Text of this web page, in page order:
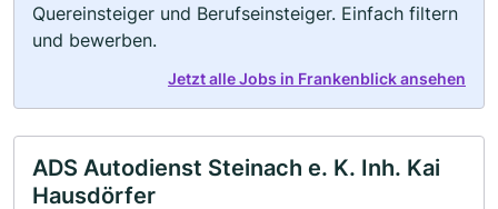
Quereinsteiger und Berufseinsteiger. Einfach filtern
und bewerben.
Jetzt alle Jobs in Frankenblick ansehen
ADS Autodienst Steinach e. K. Inh. Kai
Hausdörfer